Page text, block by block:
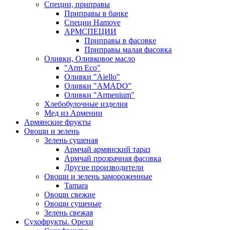
Специи, приправы
Приправы в банке
Специи Hamove
АРМСПЕЦИИ
Приправы в фасовке
Приправы малая фасовка
Оливки, Оливковое масло
"Arm Eco"
Оливки "Aiello"
Оливки "AMADO"
Оливки "Armenium"
Хлебобулочные изделия
Мед из Армении
Армянские фрукты
Овощи и зелень
Зелень сушеная
Армчай армянский тараз
Армчай прозрачная фасовка
Другие производители
Овощи и зелень замороженные
Tamara
Овощи свежие
Овощи сушеные
Зелень свежая
Сухофрукты. Орехи